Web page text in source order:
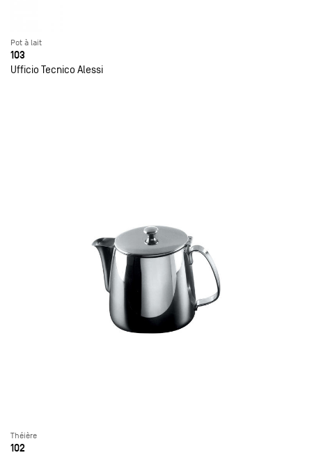
Pot à lait
103
Ufficio Tecnico Alessi
Théière
102